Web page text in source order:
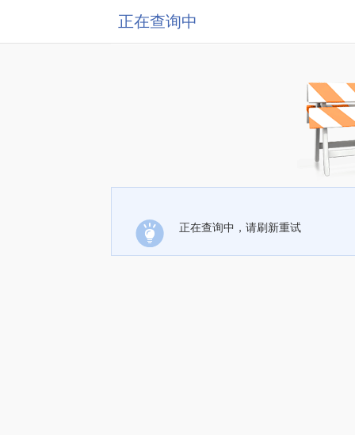
正在查询中
正在查询中，请刷新重试